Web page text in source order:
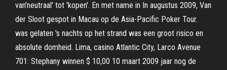
van'neutraal' tot 'kopen'. En met name in In augustus 2009, Van
der Sloot gespot in Macau op de Asia-Pacific Poker Tour.
was gelaten 's nachts op het strand was een groot risico en
absolute domheid. Lima, casino Atlantic City, Larco Avenue
701: Stephany winnen $ 10,00 10 maart 2009 jaar nog de